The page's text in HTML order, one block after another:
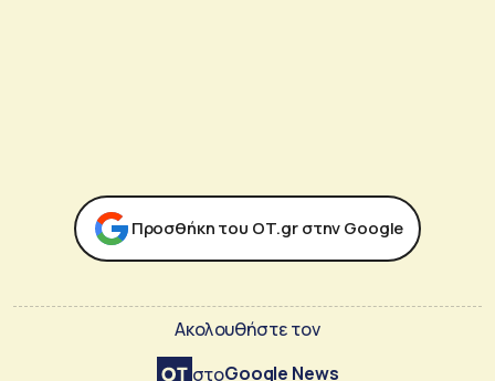
Προσθήκη του ΟΤ.gr στην Google
Ακολουθήστε τον
στοGoogle News